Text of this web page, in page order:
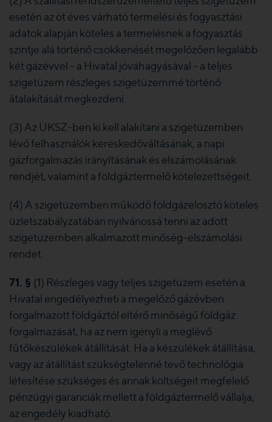
esetén az öt éves várható termelési és fogyasztási
adatok alapján köteles a termelésnek a fogyasztás
szintje alá történő csökkenését megelőzően legalább
két gázévvel - a Hivatal jóváhagyásával - a teljes
szigetüzem részleges szigetüzemmé történő
átalakítását megkezdeni.
(3) Az ÜKSZ-ben ki kell alakítani a szigetüzemben
lévő felhasználók kereskedőváltásának, a napi
gázforgalmazás irányításának és elszámolásának
rendjét, valamint a földgáztermelő kötelezettségeit.
(4) A szigetüzemben működő földgázelosztó köteles
üzletszabályzatában nyilvánossá tenni az adott
szigetüzemben alkalmazott minőség-elszámolási
rendet.
71. § (1) Részleges vagy teljes szigetüzem esetén a
Hivatal engedélyezheti a megelőző gázévben
forgalmazott földgáztól eltérő minőségű földgáz
forgalmazását, ha az nem igényli a meglévő
fűtőkészülékek átállítását. Ha a készülékek átállítása,
vagy az átállítást szükségtelenné tevő technológia
létesítése szükséges és annak költségeit megfelelő
pénzügyi garanciák mellett a földgáztermelő vállalja,
az engedély kiadható.